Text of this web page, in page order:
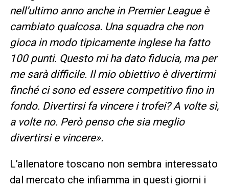
nell’ultimo anno anche in Premier League è
cambiato qualcosa. Una squadra che non
gioca in modo tipicamente inglese ha fatto
100 punti. Questo mi ha dato fiducia, ma per
me sarà difficile. Il mio obiettivo è divertirmi
finché ci sono ed essere competitivo fino in
fondo. Divertirsi fa vincere i trofei? A volte sì,
a volte no. Però penso che sia meglio
divertirsi e vincere».
L’allenatore toscano non sembra interessato
dal mercato che infiamma in questi giorni i